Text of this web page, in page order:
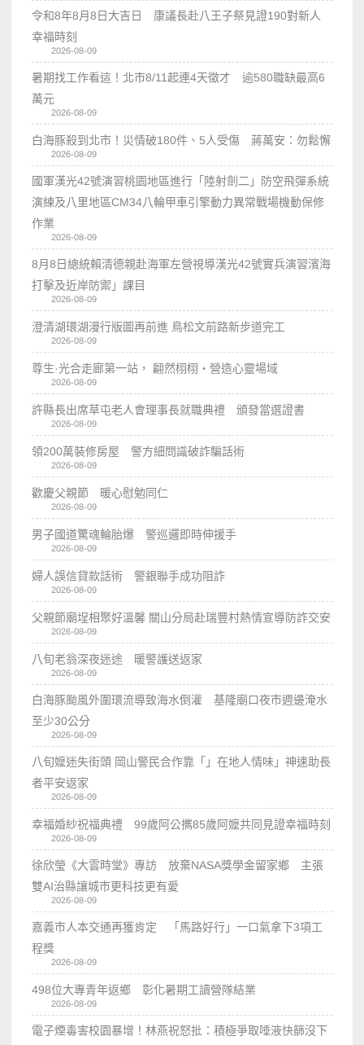
令和8年8月8日大吉日 康議長赴八王子祭見證190對新人
幸福時刻
2026-08-09
暑期找工作看這！北市8/11起連4天徵才 逾580職缺最高6
萬元
2026-08-09
白海豚殺到北市！災情破180件、5人受傷 蔣萬安：勿鬆懈
2026-08-09
國軍漢光42號演習桃園地區進行「陸射劍二」防空飛彈系統
演練及八里地區CM34八輪甲車引擎動力異常戰場機動保修
作業
2026-08-09
8月8日總統賴清德親赴海軍左營視導漢光42號實兵演習濱海
打擊及近岸防禦」課目
2026-08-09
澄清湖環湖漫行版圖再前進 鳥松文前路新步道完工
2026-08-09
尊生·光合走廊第一站， 翩然栩栩・營造心靈場域
2026-08-09
許縣長出席草屯老人會理事長就職典禮 頒發當選證書
2026-08-09
領200萬裝修房屋 警方細問識破詐騙話術
2026-08-09
歡慶父親節 暖心慰勉同仁
2026-08-09
男子國道驚魂輪胎爆 警巡邏即時伸援手
2026-08-09
婦人誤信貸款話術 警銀聯手成功阻詐
2026-08-09
父親節廟埕相聚好溫馨 關山分局赴瑞豐村熱情宣導防詐交安
2026-08-09
八旬老翁深夜迷途 暖警護送返家
2026-08-09
白海豚颱風外圍環流導致海水倒灌 基隆廟口夜市週邊淹水
至少30公分
2026-08-09
八旬嬤迷失街頭 岡山警民合作靠「」在地人情味」神速助長
者平安返家
2026-08-09
幸福婚紗祝福典禮 99歲阿公𢹂85歲阿嬤共同見證幸福時刻
2026-08-09
徐欣瑩《大雲時堂》專訪 放棄NASA獎學金留家鄉 主張
雙AI治縣讓城市更科技更有愛
2026-08-09
嘉義市人本交通再獲肯定 「馬路好行」一口氣拿下3項工
程獎
2026-08-09
498位大專青年返鄉 彰化暑期工讀營隊結業
2026-08-09
電子煙毒害校園暴增！林燕祝怒批：積極爭取唾液快篩沒下